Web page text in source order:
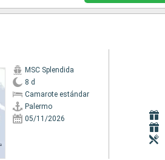
MSC Splendida
8 d
Camarote estándar
Palermo
05/11/2026